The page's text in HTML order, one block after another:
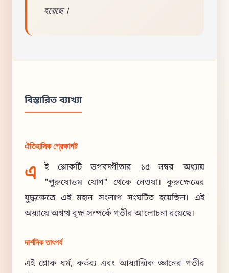
হয়েছে।
বিস্তারিত ব্যাখ্যা
ঐতিহাসিক প্রেক্ষাপট
এ
ই শ্লোকটি ভগবদ্গীতার ১৫ নম্বর অধ্যায়
"পুরুষোত্তম যোগ" থেকে নেওয়া। কুরুক্ষেত্রের
যুদ্ধক্ষেত্রে এই মহান সংলাপ সংঘটিত হয়েছিল। এই
অধ্যায়ে অশ্বত্থ বৃক্ষ সম্পর্কে গভীর আলোচনা রয়েছে।
দার্শনিক তাৎপর্য
এই শ্লোক ধর্ম, কর্তব্য এবং আধ্যাত্মিক জ্ঞানের গভীর